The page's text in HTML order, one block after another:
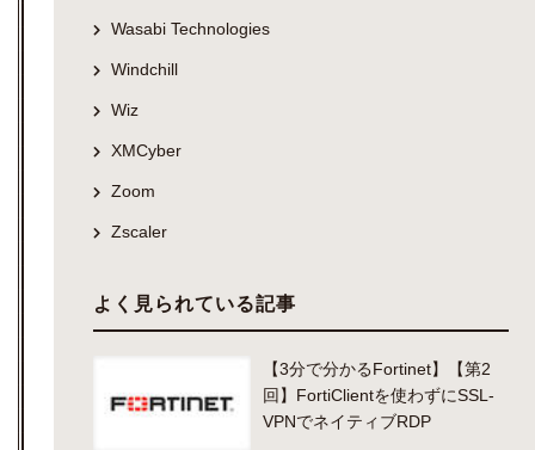
Wasabi Technologies
Windchill
Wiz
XMCyber
Zoom
Zscaler
よく見られている記事
【3分で分かるFortinet】【第2
回】FortiClientを使わずにSSL-
VPNでネイティブRDP